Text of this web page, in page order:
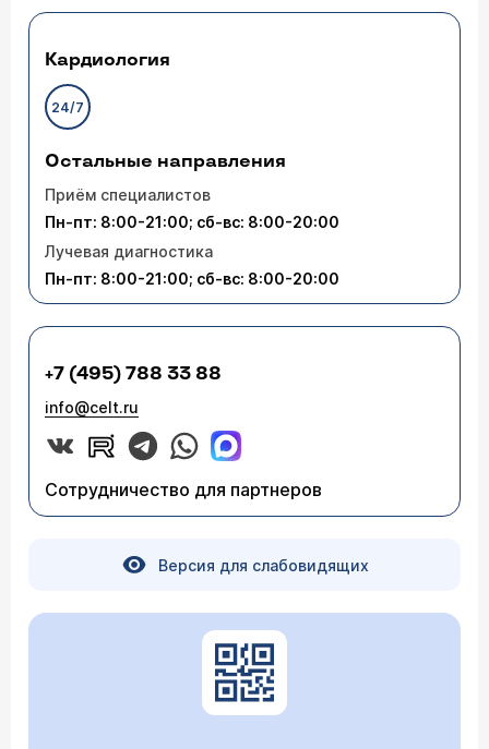
Кардиология
24/7
Остальные направления
Приём специалистов
Пн-пт: 8:00-21:00; сб-вс: 8:00-20:00
Лучевая диагностика
Пн-пт: 8:00-21:00; сб-вс: 8:00-20:00
+7 (495) 788 33 88
info@celt.ru
Сотрудничество для партнеров
Версия для слабовидящих